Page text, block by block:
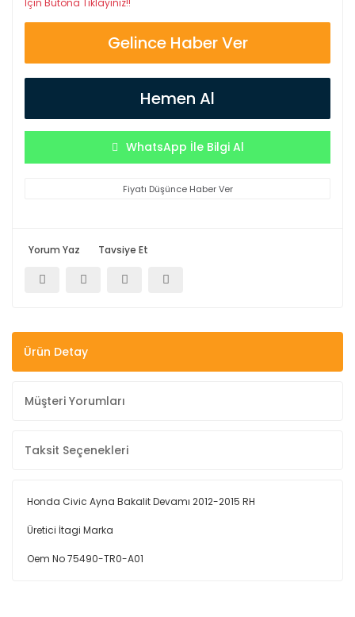
İçin Butona Tıklayınız!!
Gelince Haber Ver
Hemen Al
WhatsApp İle Bilgi Al
Fiyatı Düşünce Haber Ver
Yorum Yaz Tavsiye Et
Ürün Detay
Müşteri Yorumları
Taksit Seçenekleri
Honda Civic Ayna Bakalit Devamı 2012-2015 RH
Üretici İtagi Marka
Oem No 75490-TR0-A01